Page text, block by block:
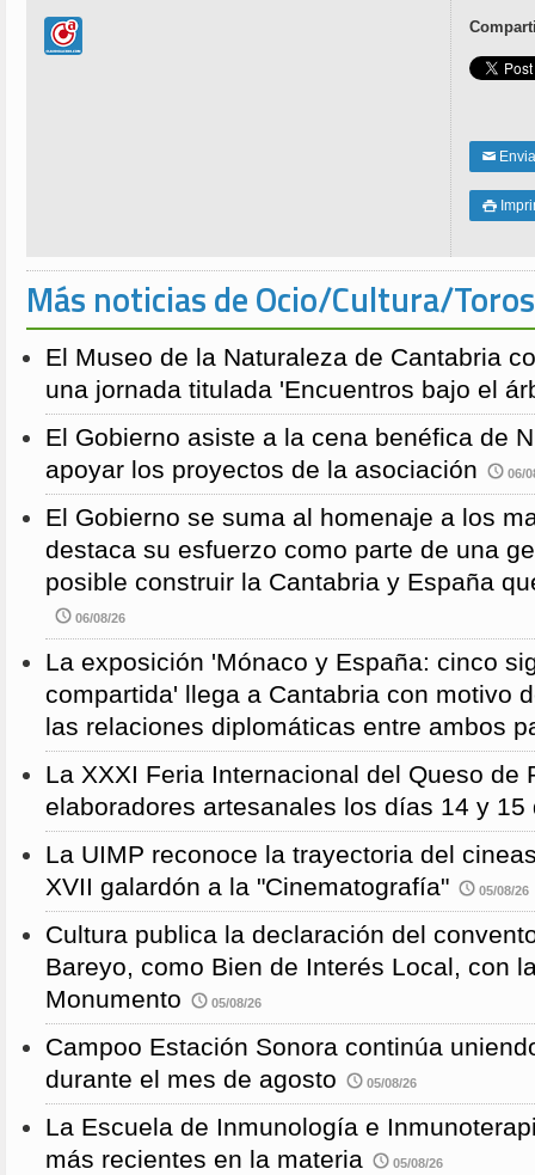
✉

Más noticias de Ocio/Cultura/Toros
El Museo de la Naturaleza de Cantabria
una jornada titulada 'Encuentros bajo el
El Gobierno asiste a la cena benéfica de
apoyar los proyectos de la asociación
06/
El Gobierno se suma al homenaje a los
destaca su esfuerzo como parte de una
posible construir la Cantabria y España
06/08/26
La exposición 'Mónaco y España: cinco
compartida' llega a Cantabria con motivo
las relaciones diplomáticas entre ambos
La XXXI Feria Internacional del Queso de
elaboradores artesanales los días 14 y 15
La UIMP reconoce la trayectoria del
XVII galardón a la "Cinematografía"
05/08/26
Cultura publica la declaración del
Bareyo, como Bien de Interés Local, con
Monumento
05/08/26
Campoo Estación Sonora continúa
durante el mes de agosto
05/08/26
La Escuela de Inmunología e
más recientes en la materia
05/08/26